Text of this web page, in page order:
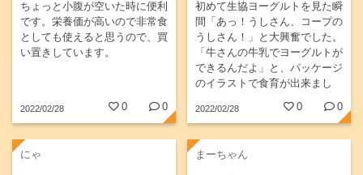
ちょっと小腹が空いた時に便利
です。栄養価が高いので非常食
としても使えると思うので、買
い置きしています。
2022/02/28 0 0
初めて生協ヨーグルトを見た瞬
間「あっ！うしさん、コープの
うしさん！」と大興奮でした。
「牛さんの牛乳でヨーグルトが
できるんだよ」と、パッケージ
のイラストで食育が出来まし
た。牛さんありがとう！
2022/02/28 0 0
にゃ まーちゃん